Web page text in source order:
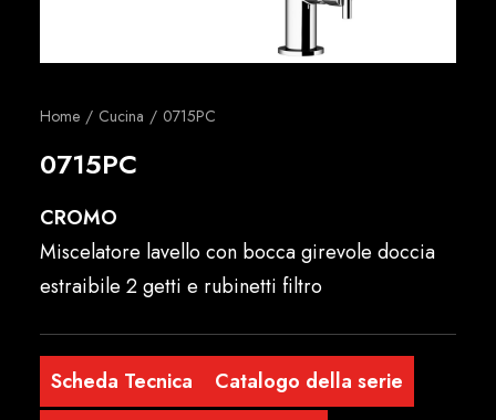
Home Cucina 0715PC
0715PC
CROMO
Miscelatore lavello con bocca girevole doccia
estraibile 2 getti e rubinetti filtro
Scheda Tecnica
Catalogo della serie